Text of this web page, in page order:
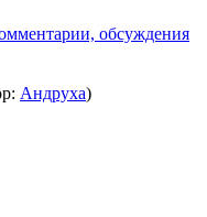
обсуждения
Андруха)